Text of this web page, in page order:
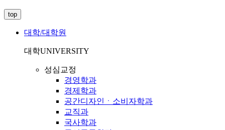
top
대학/대학원
대학UNIVERSITY
성심교정
경영학과
경제학과
공간디자인ㆍ소비자학과
교직과
국사학과